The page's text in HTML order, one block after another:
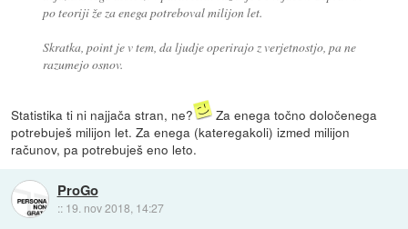
po teoriji že za enega potreboval milijon let.
Skratka, point je v tem, da ljudje operirajo z verjetnostjo, pa ne
razumejo osnov.
Statistika ti ni najjača stran, ne?
Za enega točno določenega
potrebuješ milijon let. Za enega (kateregakoli) izmed milijon
računov, pa potrebuješ eno leto.
ProGo
:: 19. nov 2018, 14:27